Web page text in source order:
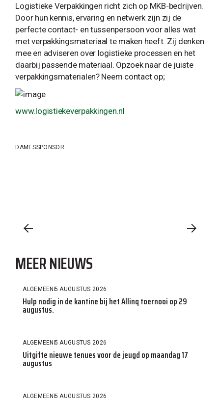
Logistieke Verpakkingen richt zich op MKB-bedrijven.
Door hun kennis, ervaring en netwerk zijn zij de
perfecte contact- en tussenpersoon voor alles wat
met verpakkingsmateriaal te maken heeft. Zij denken
mee en adviseren over logistieke processen en het
daarbij passende materiaal. Opzoek naar de juiste
verpakkingsmaterialen? Neem contact op;
www.logistiekeverpakkingen.nl
DAMESSPONSOR
MEER NIEUWS
ALGEMEEN 5 AUGUSTUS 2026
Hulp nodig in de kantine bij het Allinq toernooi op 29
augustus.
ALGEMEEN 5 AUGUSTUS 2026
Uitgifte nieuwe tenues voor de jeugd op maandag 17
augustus
ALGEMEEN 5 AUGUSTUS 2026